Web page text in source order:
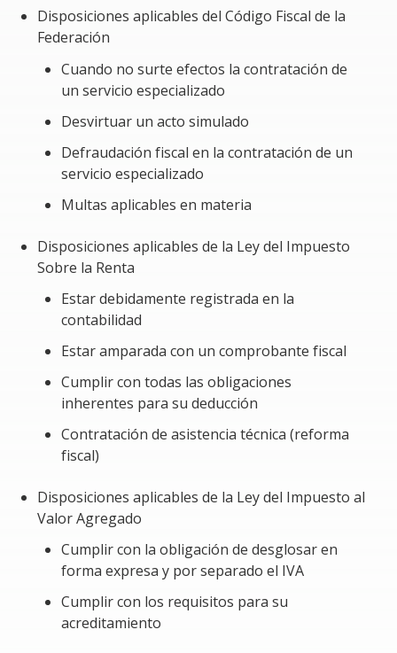
Comprender de manera precisa y accesible el formato
requerido para la prevención de lavado de dinero
11 vigente al 15/05/2026)
Completar correctamente el Anexo 11 siguiendo el criterio
presentado por la UIF; además, cumplir con la obligación
en los casos en que no sea posible proporcionar
información.
Problemática por resolver
La contratación de un servicio o la ejecución de una
cliente que formaliza un contrato con un proveedor de
servicios. Este proveedor debe estar debidamente
inscrito en el Registro Público de Prestadores de
Servicios Especializados (REPSE) y cumplir con todas sus
este módulo es abordar los siguientes aspectos:
Evitar sanciones fiscales derivadas de la
están obligados a registrarse en el REPSE.
defraudación fiscal.
Salvaguardar los intereses de la empresa
contratante, ya que si el contratista especializado
no cumple con sus obligaciones, se pone en
peligro la posibilidad de deducir los gastos en el
Impuesto Sobre la Renta (ISR) y de acreditar el
Impuesto al Valor Agregado (IVA).
Disposiciones aplicables del Código Fiscal de la
Federación
Cuando no surte efectos la contratación de
un servicio especializado
Desvirtuar un acto simulado
Defraudación fiscal en la contratación de un
servicio especializado
Multas aplicables en materia
Disposiciones aplicables de la Ley del Impuesto
Sobre la Renta
Estar debidamente registrada en la
contabilidad
Estar amparada con un comprobante fiscal
Cumplir con todas las obligaciones
inherentes para su deducción
Contratación de asistencia técnica (reforma
fiscal)
Disposiciones aplicables de la Ley del Impuesto al
Valor Agregado
Cumplir con la obligación de desglosar en
forma expresa y por separado el IVA
Cumplir con los requisitos para su
acreditamiento